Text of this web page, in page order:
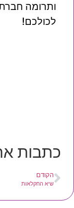
ותרומה
לכולכם!
כתבות
הקודם
שיא החקלאות